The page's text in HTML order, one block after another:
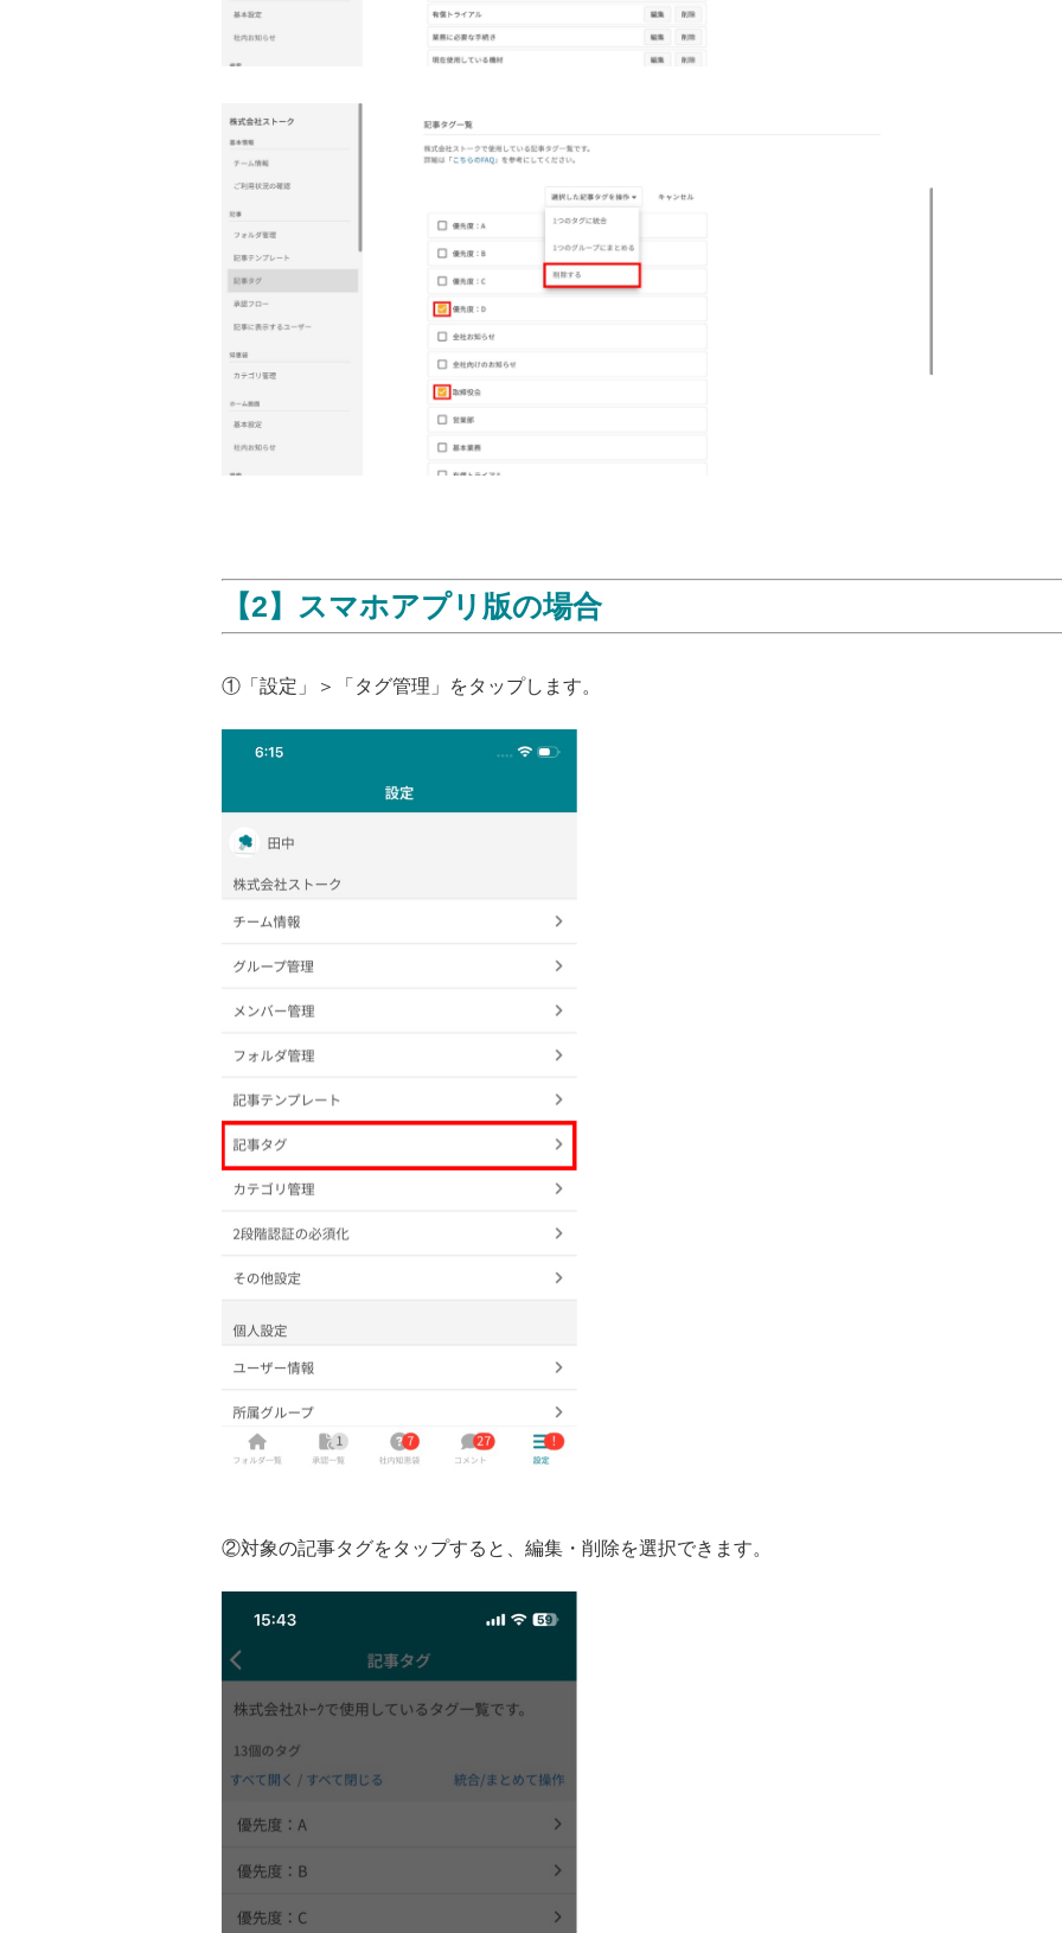
【2】スマホアプリ版の場合
①「設定」＞「タグ管理」をタップします。
②対象の記事タグをタップすると、編集・削除を選択できます。